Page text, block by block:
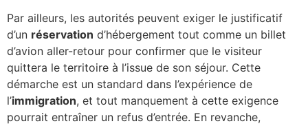
Par ailleurs, les autorités peuvent exiger le justificatif
d’un réservation d’hébergement tout comme un billet
d’avion aller-retour pour confirmer que le visiteur
quittera le territoire à l’issue de son séjour. Cette
démarche est un standard dans l’expérience de
l’immigration, et tout manquement à cette exigence
pourrait entraîner un refus d’entrée. En revanche,